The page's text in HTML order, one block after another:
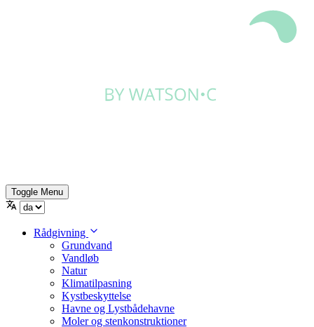
Toggle Menu
Rådgivning
Grundvand
Vandløb
Natur
Klimatilpasning
Kystbeskyttelse
Havne og Lystbådehavne
Moler og stenkonstruktioner